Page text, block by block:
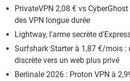
PrivateVPN 2,08 € vs
des VPN longue durée
Lightway, l'arme secrète
Surfshark Starter à 1,87 €/mois :
discrète vers un web plus privé
Berlinale 2026 : Proton VPN à